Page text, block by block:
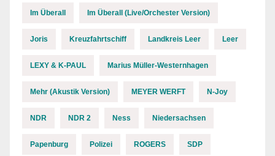
Im Überall Im Überall (Live/Orchester Version)
Joris Kreuzfahrtschiff Landkreis Leer Leer
LEXY & K-PAUL Marius Müller-Westernhagen
Mehr (Akustik Version) MEYER WERFT N-Joy
NDR NDR 2 Ness Niedersachsen
Papenburg Polizei ROGERS SDP